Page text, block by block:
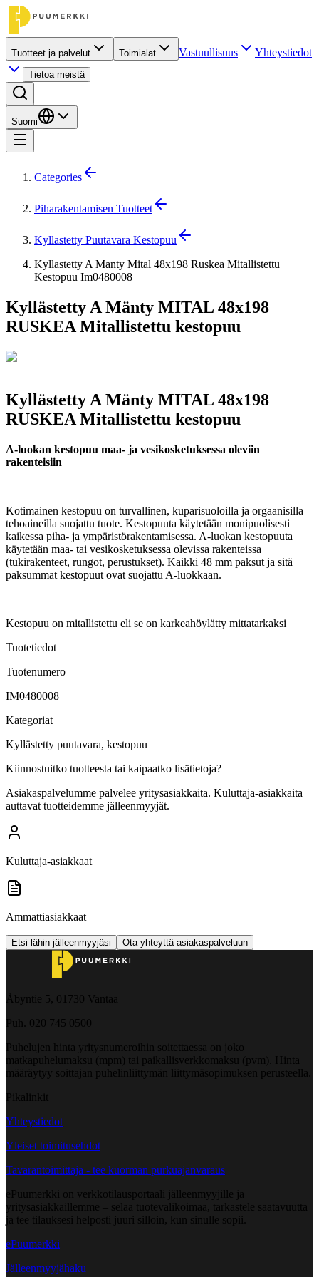
Tuotteet ja palvelut Toimialat Vastuullisuus Yhteystiedot
Tietoa meistä
Suomi
Categories
Piharakentamisen Tuotteet
Kyllastetty Puutavara Kestopuu
Kyllastetty A Manty Mital 48x198 Ruskea Mitallistettu
Kestopuu Im0480008
Kyllästetty A Mänty MITAL 48x198
RUSKEA Mitallistettu kestopuu
Kyllästetty A Mänty MITAL 48x198
RUSKEA Mitallistettu kestopuu
A-luokan kestopuu maa- ja vesikosketuksessa oleviin
rakenteisiin
Kotimainen kestopuu on turvallinen, kuparisuoloilla ja orgaanisilla
tehoaineilla suojattu tuote. Kestopuuta käytetään monipuolisesti
kaikessa piha- ja ympäristörakentamisessa. A-luokan kestopuuta
käytetään maa- tai vesikosketuksessa olevissa rakenteissa
(tukirakenteet, rungot, perustukset). Kaikki 48 mm paksut ja sitä
paksummat kestopuut ovat suojattu A-luokkaan.
Kestopuu on mitallistettu eli se on karkeahöylätty mittatarkaksi
Tuotetiedot
Tuotenumero
IM0480008
Kategoriat
Kyllästetty puutavara, kestopuu
Kiinnostuitko tuotteesta tai kaipaatko lisätietoja?
Asiakaspalvelumme palvelee yritysasiakkaita. Kuluttaja-asiakkaita
auttavat tuotteidemme jälleenmyyjät.
Kuluttaja-asiakkaat
Ammattiasiakkaat
Etsi lähin jälleenmyyjäsi Ota yhteyttä asiakaspalveluun
Åbyntie 5, 01730 Vantaa
Puh. 020 745 0500
Puhelujen hinta yritysnumeroihin soitettaessa on joko
matkapuhelumaksu (mpm) tai paikallisverkkomaksu (pvm). Hinta
määräytyy soittajan puhelinliittymän liittymäsopimuksen perusteella.
Pikalinkit
Yhteystiedot
Yleiset toimitusehdot
Tavarantoimittaja - tee kuorman purkuajanvaraus
ePuumerkki on verkkotilausportaali jälleenmyyjille ja
yritysasiakkaillemme – selaa tuotevalikoimaa, tarkastele saatavuutta
ja tee tilauksesi helposti juuri silloin, kun sinulle sopii.
ePuumerkki
Jälleenmyyjähaku